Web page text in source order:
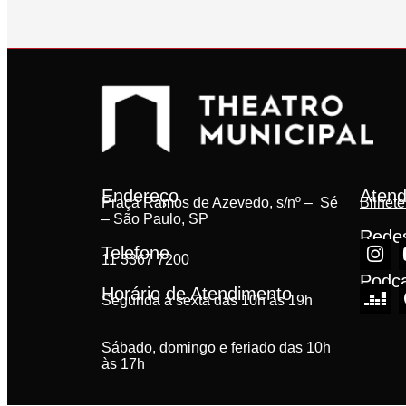
Endereço
Praça Ramos de Azevedo, s/nº – Sé
– São Paulo, SP
Telefone
11 3367 7200
Horário de Atendimento
Segunda à sexta das 10h às 19h
Sábado, domingo e feriado das 10h
às 17h